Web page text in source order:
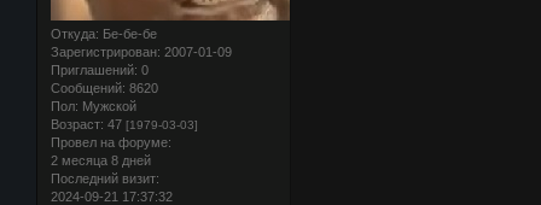
Откуда: Бе-бе-бе
Зарегистрирован: 2007-01-09
Приглашений: 0
Сообщений: 8620
Пол: Мужской
Возраст: 47 [1979-03-03]
Провел на форуме:
2 месяца 8 дней
Последний визит:
2024-09-21 17:37:32